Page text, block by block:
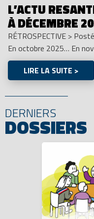
L’ACTU
À DÉCEMBRE
RÉTROSPECTIVE >
En octobre 2025… En
LIRE LA SUITE >
DERNIERS
DOSSIERS